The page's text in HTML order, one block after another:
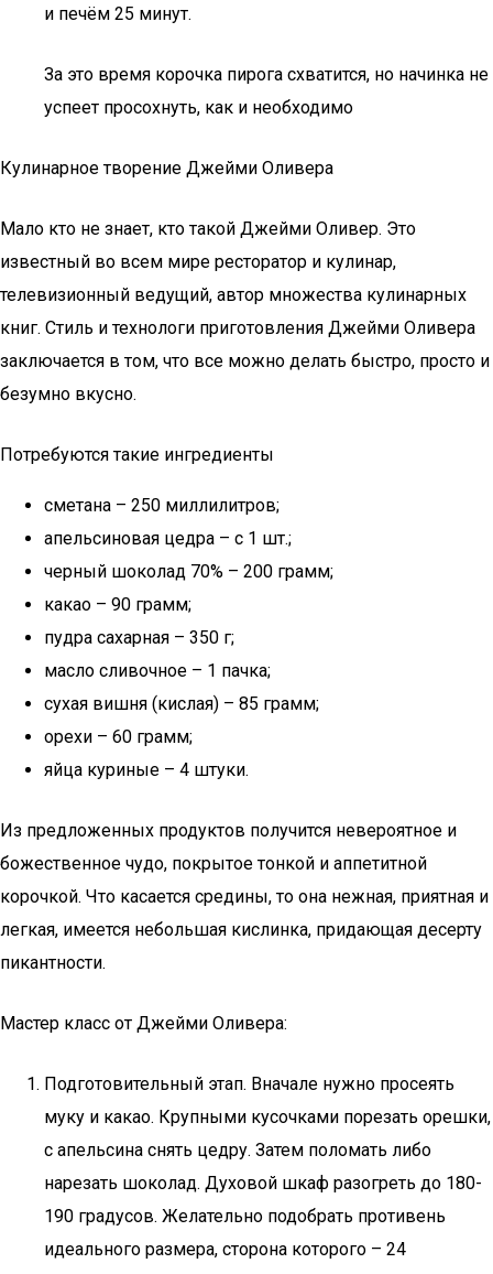
и печём 25 минут.
За это время корочка пирога схватится, но начинка не
успеет просохнуть, как и необходимо
Кулинарное творение Джейми Оливера
Мало кто не знает, кто такой Джейми Оливер. Это
известный во всем мире ресторатор и кулинар,
телевизионный ведущий, автор множества кулинарных
книг. Стиль и технологи приготовления Джейми Оливера
заключается в том, что все можно делать быстро, просто и
безумно вкусно.
Потребуются такие ингредиенты
сметана – 250 миллилитров;
апельсиновая цедра – с 1 шт.;
черный шоколад 70% – 200 грамм;
какао – 90 грамм;
пудра сахарная – 350 г;
масло сливочное – 1 пачка;
сухая вишня (кислая) – 85 грамм;
орехи – 60 грамм;
яйца куриные – 4 штуки.
Из предложенных продуктов получится невероятное и
божественное чудо, покрытое тонкой и аппетитной
корочкой. Что касается средины, то она нежная, приятная и
легкая, имеется небольшая кислинка, придающая десерту
пикантности.
Мастер класс от Джейми Оливера:
Подготовительный этап. Вначале нужно просеять
муку и какао. Крупными кусочками порезать орешки,
с апельсина снять цедру. Затем поломать либо
нарезать шоколад. Духовой шкаф разогреть до 180-
190 градусов. Желательно подобрать противень
идеального размера, сторона которого – 24